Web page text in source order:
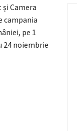
Camera
campania
pe 1
24 noiembrie